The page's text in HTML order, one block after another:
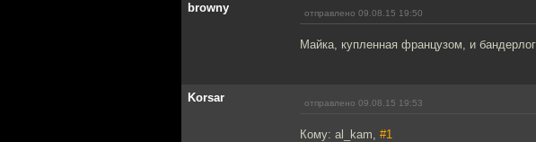
browny отправлено 09.08.15 19:50
Майка, купленная французом, и
Korsar отправлено 09.08.15 19:53
Кому: al_kam, #1